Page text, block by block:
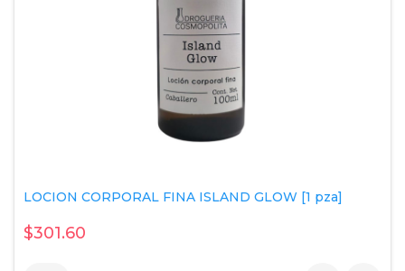
LOCION CORPORAL FINA ISLAND GLOW [1 pza]
$301.60